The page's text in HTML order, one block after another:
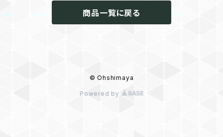
商品一覧に戻る
© Ohshimaya
Powered by